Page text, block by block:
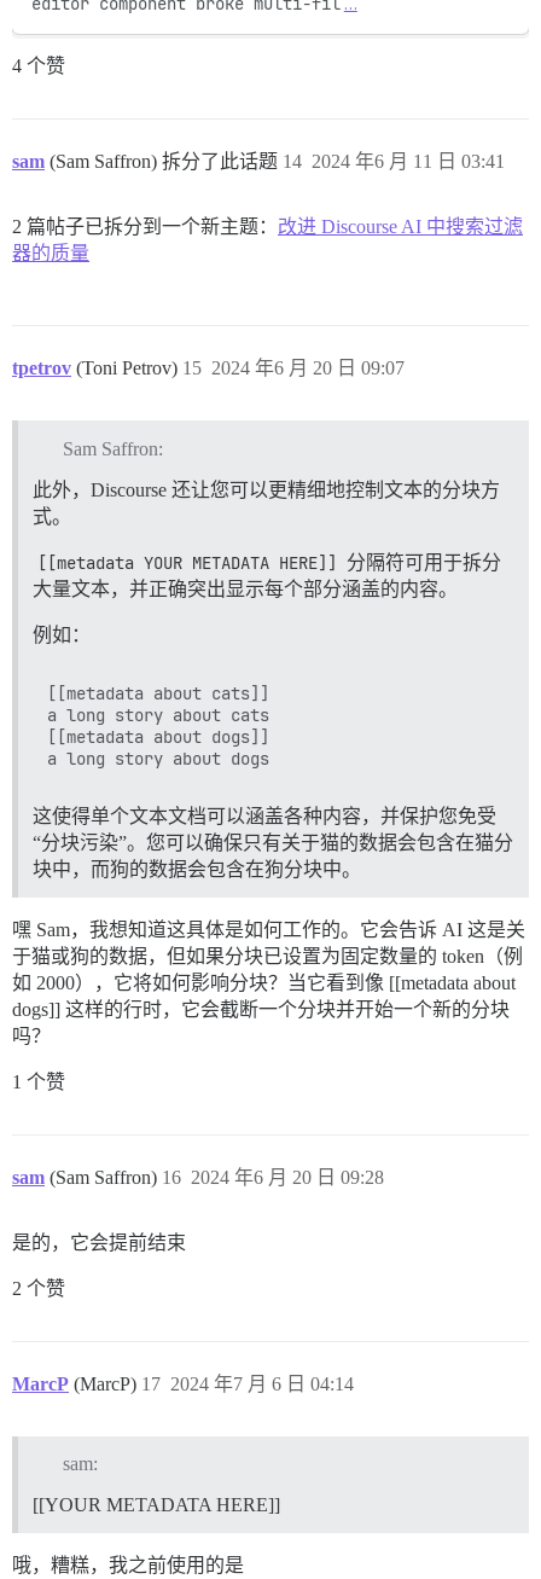
4 个赞
sam (Sam Saffron) 拆分了此话题 2024 年6 月 11 日 03:41
14
2 篇帖子已拆分到一个新主题： 改进 Discourse AI 中搜索过滤
器的质量
tpetrov (Toni Petrov) 2024 年6 月 20 日 09:07
15
Sam Saffron:
此外，Discourse 还让您可以更精细地控制文本的分块方
式。
[[metadata YOUR METADATA HERE]]
分隔符可用于拆分
大量文本，并正确突出显示每个部分涵盖的内容。
例如：
[[metadata about cats]]
a long story about cats
[[metadata about dogs]]
这使得单个文本文档可以涵盖各种内容，并保护您免受
“分块污染”。您可以确保只有关于猫的数据会包含在猫分
块中，而狗的数据会包含在狗分块中。
嘿 Sam，我想知道这具体是如何工作的。它会告诉 AI 这是关
于猫或狗的数据，但如果分块已设置为固定数量的 token（例
如 2000），它将如何影响分块？当它看到像 [[metadata about
dogs]] 这样的行时，它会截断一个分块并开始一个新的分块
吗？
1 个赞
sam (Sam Saffron) 2024 年6 月 20 日 09:28
16
是的，它会提前结束
2 个赞
MarcP (MarcP) 2024 年7 月 6 日 04:14
17
sam:
[[YOUR METADATA HERE]]
哦，糟糕，我之前使用的是